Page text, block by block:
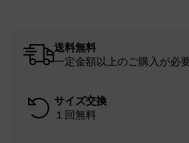
送料無料
一定金額以上のご購入が必
サイズ交換
１回無料